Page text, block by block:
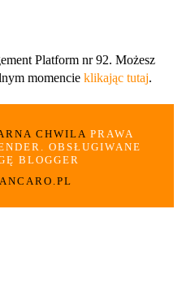
Platform nr 92. Możesz
momencie klikając tutaj.
CHWILAPRAWA
OBSŁUGIWANE
BLOGGER